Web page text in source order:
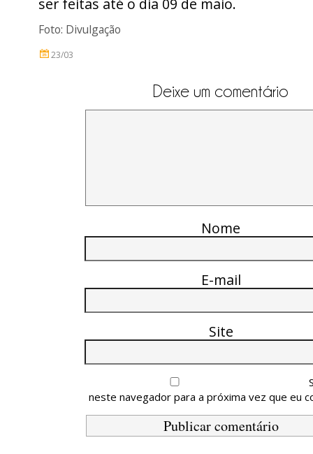
ser feitas até o dia 09 de maio.
Foto: Divulgação
23/03
Deixe um comentário
Nome
E-mail
Site
neste navegador para a próxima vez que eu